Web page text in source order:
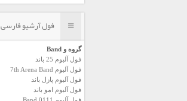
فول آرشیو فارسی
گروه و Band
فول آلبوم 25 باند
فول آلبوم 7th Arena Band
فول آلبوم پازل باند
فول آلبوم امو باند